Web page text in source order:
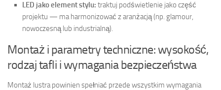
LED jako element stylu: traktuj podświetlenie jako część
projektu — ma harmonizować z aranżacją (np. glamour,
nowoczesną lub industrialną).
Montaż i parametry techniczne: wysokość,
rodzaj tafli i wymagania bezpieczeństwa
Montaż lustra powinien spełniać przede wszystkim wymagania